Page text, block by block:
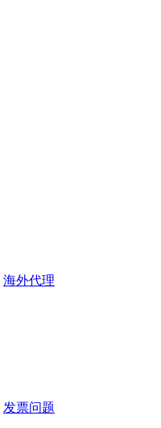
海外代理
发票问题